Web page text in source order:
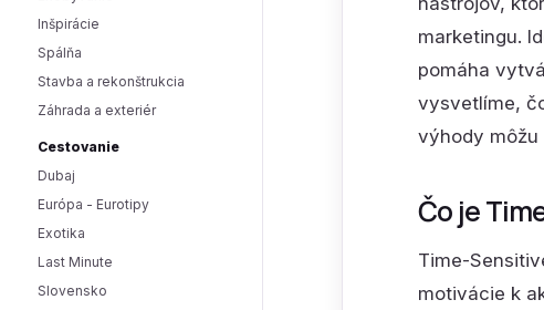
Inšpirácie
Spálňa
Stavba a rekonštrukcia
Záhrada a exteriér
Cestovanie
Dubaj
Európa - Eurotipy
Exotika
Last Minute
Slovensko
marketingu.
pomáha
vysvetlíme,
výhody môžu
Čo je
Time-
motivácie k